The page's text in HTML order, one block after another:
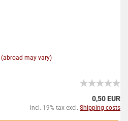
(abroad may vary)
0,50 EUR
incl. 19% tax excl. Shipping costs